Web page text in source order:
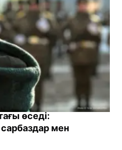
өседі:
мен